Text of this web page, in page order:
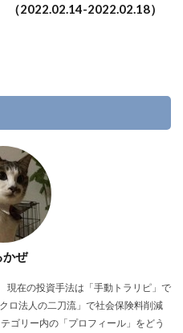
（2022.02.14-2022.02.18）
かぜ
現在の投資手法は「手動トラリピ」で
ロ法人の二刀流」で社会保険料削減
ゴリー内の「プロフィール」をどう